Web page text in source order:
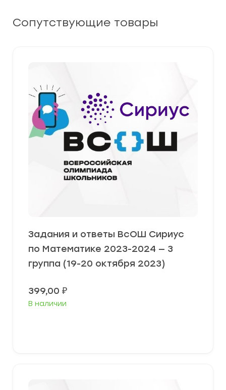
Сопутствующие товары
Задания и ответы ВсОШ Сириус
по Математике 2023-2024 — 3
группа (19-20 октября 2023)
399,00 ₽
В наличии